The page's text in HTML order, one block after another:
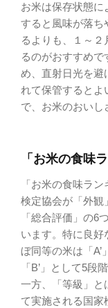
お米は保存状態
すると風味が落ち
るよりも、１～
るのがおすすめ
め、直射日光を避
れて保管するとよ
で、お米のおいし
「お米の食味
「お米の食味ラ
検定協会が「外観
「総合評価」の6
います。特に良好
ぼ同等の米は「
「B’」として5段
一方、「等級」と
て実施される国家